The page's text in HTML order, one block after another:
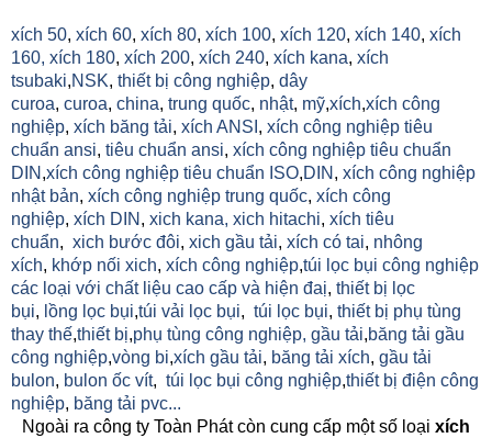
xích 50, xích 60, xích 80, xích 100, xích 120, xích 140, xích
160, xích 180, xích 200, xích 240, xích kana, xích
tsubaki,NSK, thiết bị công nghiệp, dây
curoa, curoa, china, trung quốc, nhật, mỹ,xích,xích công
nghiệp, xích băng tải, xích ANSI , xích công nghiệp tiêu
chuẩn ansi, tiêu chuẩn ansi, xích công nghiệp tiêu chuẩn
DIN ,xích công nghiệp tiêu chuẩn ISO,DIN , xích công nghiệp
nhật bản, xích công nghiệp trung quốc, xích công
nghiệp, xích DIN , xich kana, xich hitachi, xích tiêu
chuẩn, xich bước đôi, xich gầu tải, xích có tai, nhông
xích, khớp nối xich, xích công nghiệp,túi lọc bụi công nghiệp
các loại với chất liệu cao cấp và hiện đaị, thiết bị lọc
bụi, lồng lọc bụi,túi vải lọc bụi, túi lọc bụi, thiết bị phụ tùng
thay thế,thiết bị,phụ tùng công nghiệp, gầu tải,băng tải gầu
công nghiệp,vòng bi,xích gầu tải, băng tải xích, gầu tải
bulon, bulon ốc vít, túi lọc bụi công nghiệp,thiết bị điện công
nghiệp, băng tải pvc...
Ngoài ra công ty Toàn Phát còn cung cấp một số loại xích